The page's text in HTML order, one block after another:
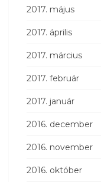
2017. május
2017. április
2017. március
2017. február
2017. január
2016. december
2016. november
2016. október